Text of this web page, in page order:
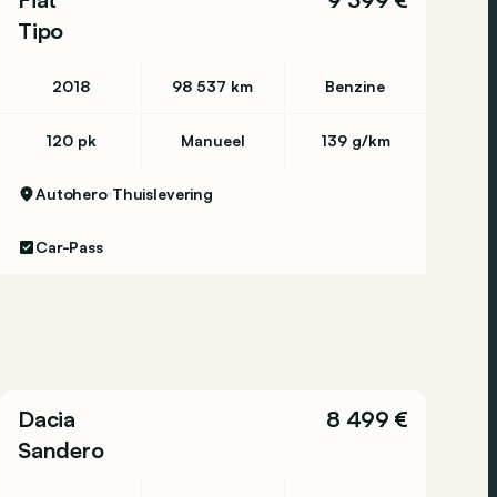
Tipo
2018 98 537 km Benzine
120 pk Manueel 139 g/km
Autohero Thuislevering
Car-Pass
Dacia
Sandero
8 499 €